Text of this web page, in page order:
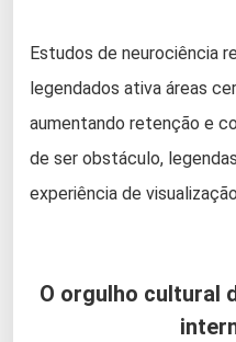
Estudos de neurociência
legendados ativa áreas
aumentando retenção e
de ser obstáculo,
experiência de
O orgulho cultural